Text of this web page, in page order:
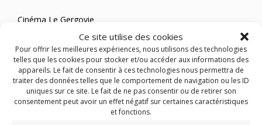
Ce site utilise des cookies
Pour offrir les meilleures expériences, nous utilisons des technologies
telles que les cookies pour stocker et/ou accéder aux informations des
appareils. Le fait de consentir à ces technologies nous permettra de
traiter des données telles que le comportement de navigation ou les ID
uniques sur ce site. Le fait de ne pas consentir ou de retirer son
consentement peut avoir un effet négatif sur certaines caractéristiques
et fonctions.
Cinéma Le Gergovie
63800 COURNON D’AUVERGNE
Tel : 04 73 77 05 99
Site internet
En savoir plus :Le Gergovie – COURNON